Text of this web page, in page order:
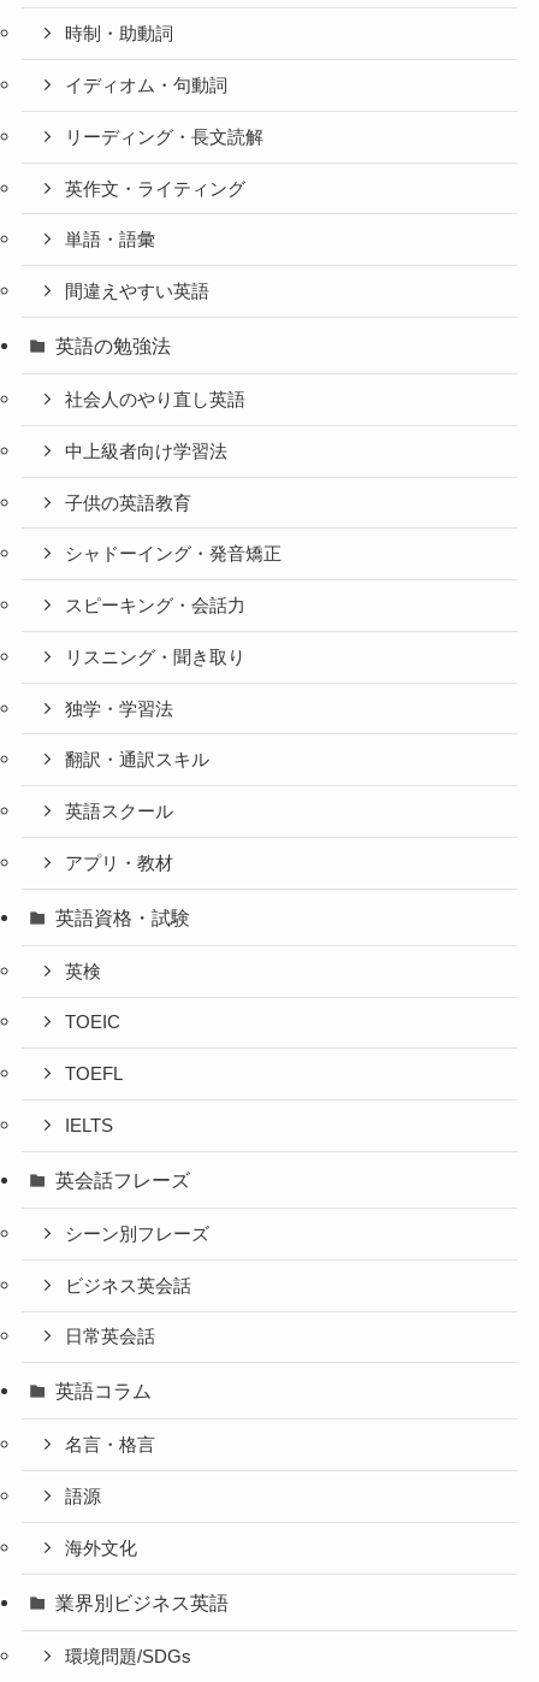
時制・助動詞
イディオム・句動詞
リーディング・長文読解
英作文・ライティング
単語・語彙
間違えやすい英語
英語の勉強法
社会人のやり直し英語
中上級者向け学習法
子供の英語教育
シャドーイング・発音矯正
スピーキング・会話力
リスニング・聞き取り
独学・学習法
翻訳・通訳スキル
英語スクール
アプリ・教材
英語資格・試験
英検
TOEIC
TOEFL
IELTS
英会話フレーズ
シーン別フレーズ
ビジネス英会話
日常英会話
英語コラム
名言・格言
語源
海外文化
業界別ビジネス英語
環境問題/SDGs